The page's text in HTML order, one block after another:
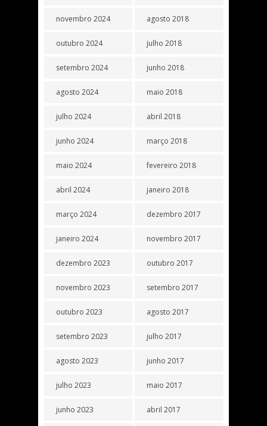
novembro 2024
outubro 2024
setembro 2024
agosto 2024
julho 2024
junho 2024
maio 2024
abril 2024
março 2024
janeiro 2024
dezembro 2023
novembro 2023
outubro 2023
setembro 2023
agosto 2023
julho 2023
junho 2023
agosto 2018
julho 2018
junho 2018
maio 2018
abril 2018
março 2018
fevereiro 2018
janeiro 2018
dezembro 2017
novembro 2017
outubro 2017
setembro 2017
agosto 2017
julho 2017
junho 2017
maio 2017
abril 2017